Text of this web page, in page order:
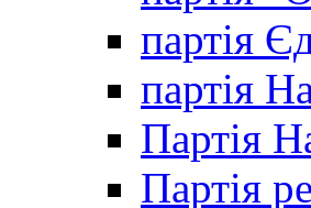
партія
партія
Партія
Партія